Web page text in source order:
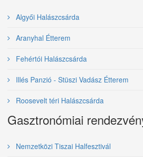
Algyői Halászcsárda
Aranyhal Étterem
Fehértói Halászcsárda
Illés Panzió - Stüszi Vadász Étterem
Roosevelt téri Halászcsárda
Gasztronómiai
Nemzetközi Tiszai Halfesztivál